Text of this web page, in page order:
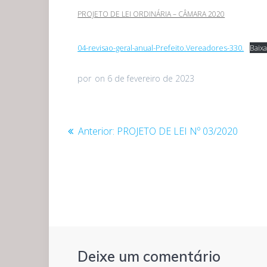
PROJETO DE LEI ORDINÁRIA – CÂMARA 2020
04-revisao-geral-anual-Prefeito.Vereadores-330.
por on 6 de fevereiro de 2023
Navegação
Anterior: Post
PROJETO DE LEI Nº 03/2020
Deixe um comentário